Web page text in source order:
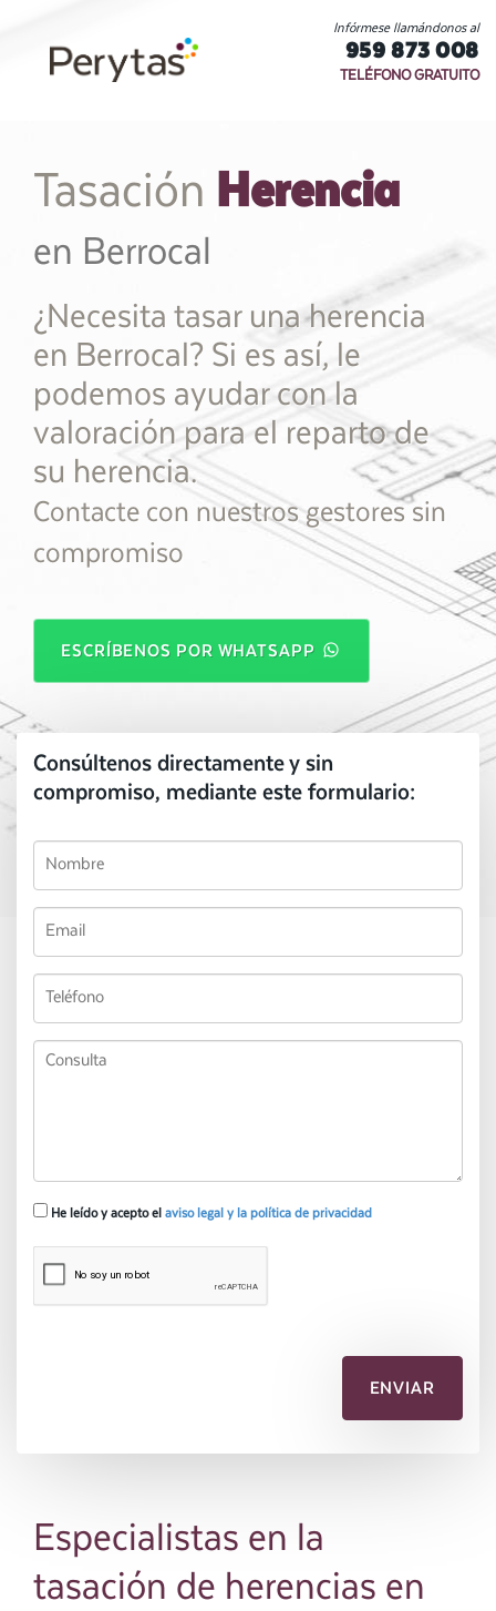
Infórmese llamándonos al
959 873 008
TELÉFONO GRATUITO
Tasación Herencia
en Berrocal
¿Necesita tasar una herencia
en Berrocal? Si es así, le
podemos ayudar con la
valoración para el reparto de
su herencia.
Contacte con nuestros gestores sin
compromiso
ESCRÍBENOS POR WHATSAPP
Consúltenos directamente y sin
compromiso, mediante este formulario:
He leído y acepto el aviso legal y la política de privacidad
Especialistas en la
tasación de herencias en